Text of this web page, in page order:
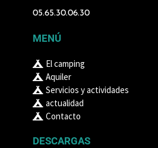
05.65.30.06.30
MENÚ
El camping
Aquiler
Servicios y actividades
actualidad
Contacto
DESCARGAS